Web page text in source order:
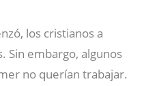
los cristianos a
Sin embargo, algunos
no querían trabajar.